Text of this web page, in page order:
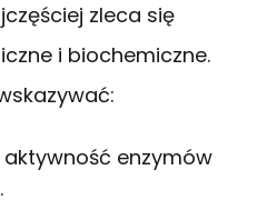
zleca się
i biochemiczne.
enzymów